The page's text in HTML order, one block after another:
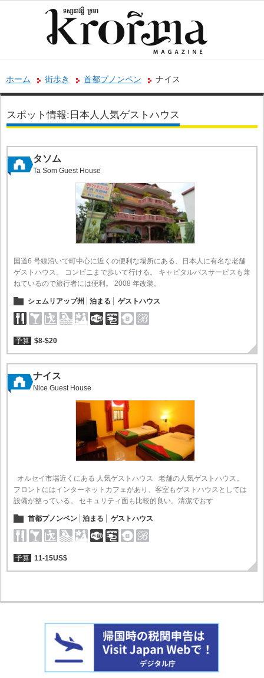
ホーム 街歩き 首都プノンペン ナイス
スポット情報:日本人人気ゲストハウス
タソム
Ta Som Guest House
国道6 号線沿いで町中心に近くの便利な場所にある、日本人に有名な老舗
ゲストハウス。 コンビニまで歩いて行ける。 キャピタルバスサービスも兼
ねているので旅行者には便利。 2008 年改装。
シェムリアップ州 泊まる ゲストハウス
予算 $8-$20
ナイス
Nice Guest House
オルセイ市場近くにある 人気ゲストハウス 老舗の人気ゲストハウス。
フロントにはインターネットカフェがあり、客室もゲストハウスとしては
設備が整っている。 セキュリティ面も比較的良い。清潔でおす
首都プノンペン 泊まる ゲストハウス
予算 11-15US$